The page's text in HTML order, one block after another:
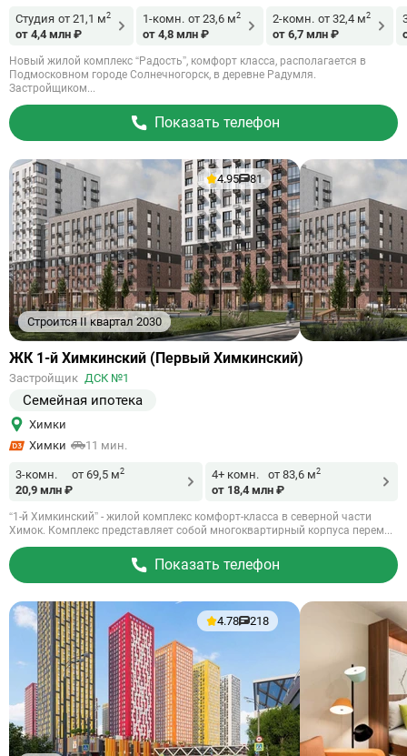
Студия от 21,1 м2
от 4,4 млн ₽
1-комн. от 23,6 м2
от 4,8 млн ₽
2-комн. от 32,4 м2
от 6,7 млн ₽
Новый жилой комплекс “Радость”, комфорт класса, располагается в
Подмосковном городе Солнечногорск, в деревне Радумля.
Застройщиком...
Показать телефон
Строится II квартал 2030
4.95 81
Ссылка
объект
ЖК 1-й Химкинский (Первый Химкинский)
Застройщик ДСК №1
Семейная ипотека
Химки
Химки
11 мин.
3-комн. от 69,5 м2
20,9 млн ₽
4+ комн. от 83,6 м2
от 18,4 млн ₽
“1-й Химкинский” - жилой комплекс комфорт-класса в северной части
Химок. Комплекс представляет собой многоквартирный корпуса перем...
Показать телефон
4.78 218